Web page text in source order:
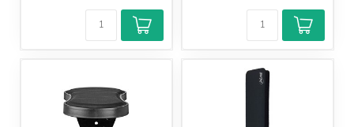
9,2/10
Achteraf
betalen mogelijk
productkennis